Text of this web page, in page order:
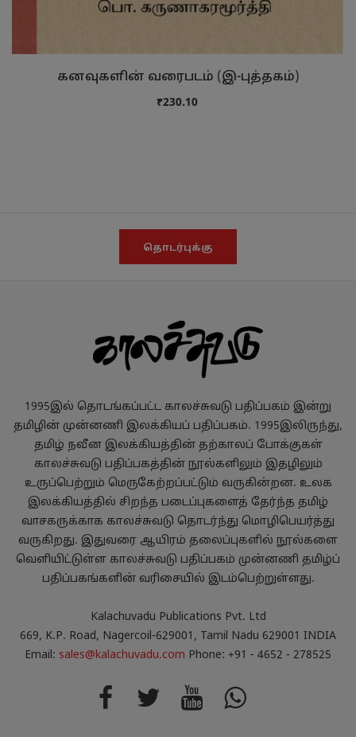
கனவுகளின் வரைபடம் (இ-புத்தகம்)
₹230.10
தொடர்புக்கு
1995இல் தொடங்கப்பட்ட காலச்சுவடு பதிப்பகம் இன்று
தமிழின் முன்னணி இலக்கியப் பதிப்பகம். 1995இலிருந்து,
தமிழ் நவீன இலக்கியத்தின் தற்காலப் போக்குகள்
காலச்சுவடு பதிப்பகத்தின் நூல்களிலும் இதழிலும்
உருப்பெற்றும் மெருகேற்றப்பட்டும் வருகின்றன. உலக
இலக்கியத்தில் சிறந்த படைப்புகளைத் தேர்ந்த தமிழ்
வாசகருக்காக காலச்சுவடு தொடர்ந்து மொழிபெயர்த்து
வருகிறது. இதுவரை ஆயிரம் தலைப்புகளில் நூல்களை
வெளியிட்டுள்ள காலச்சுவடு பதிப்பகம் முன்னணி தமிழ்ப்
பதிப்பகங்களின் வரிசையில் இடம்பெற்றுள்ளது.
Kalachuvadu Publications Pvt. Ltd
669, K.P. Road, Nagercoil-629001, Tamil Nadu 629001 INDIA
Email: sales@kalachuvadu.com Phone: +91 - 4652 - 278525